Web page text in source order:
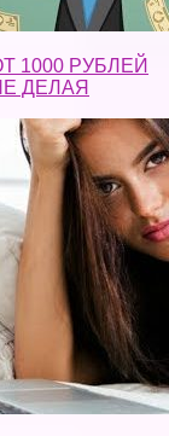
1000 РУБЛЕЙ
ДЕЛАЯ